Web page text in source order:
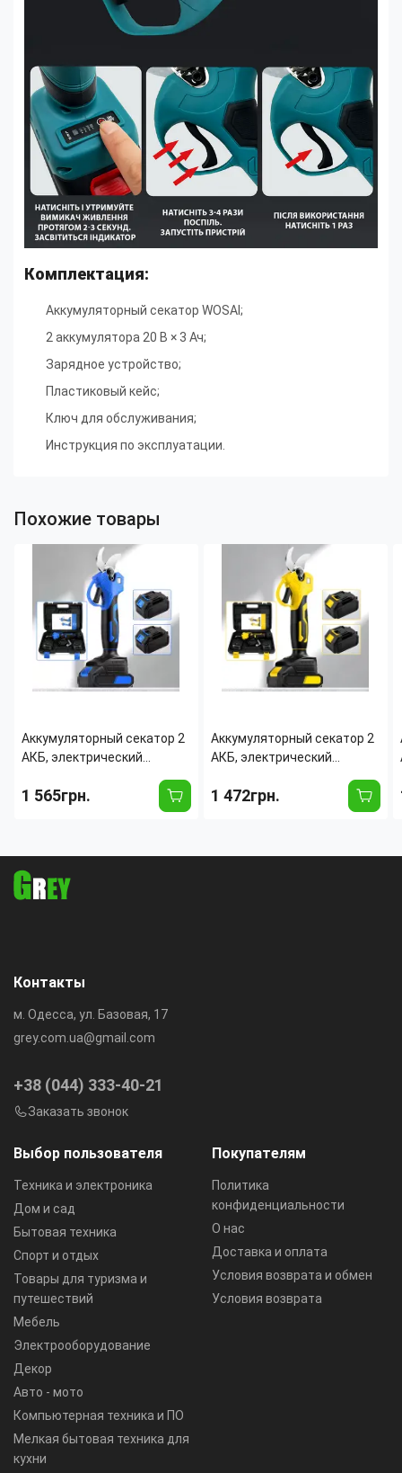
Комплектация:
Аккумуляторный секатор WOSAI;
2 аккумулятора 20 В × 3 Ач;
Зарядное устройство;
Пластиковый кейс;
Ключ для обслуживания;
Инструкция по эксплуатации.
Похожие товары
Аккумуляторный секатор 2
АКБ, электрический
лезвия SK5, кейс, зарядка
1 565грн.
Аккумуляторный секатор 2
АКБ, электрический
лезвия SK5, кейс, зарядка
1 472грн.
Выбор пользователя
Техника и электроника
Дом и сад
Бытовая техника
Спорт и отдых
Товары для туризма и
путешествий
Мебель
Электрооборудование
Декор
Авто - мото
Компьютерная техника и ПО
Мелкая бытовая техника для
кухни
Покупателям
Политика
конфиденциальности
О нас
Доставка и оплата
Условия возврата и обмен
Условия возврата
Контакты
м. Одесса, ул. Базовая, 17
grey.com.ua@gmail.com
+38 (044) 333-40-21
Заказать звонок